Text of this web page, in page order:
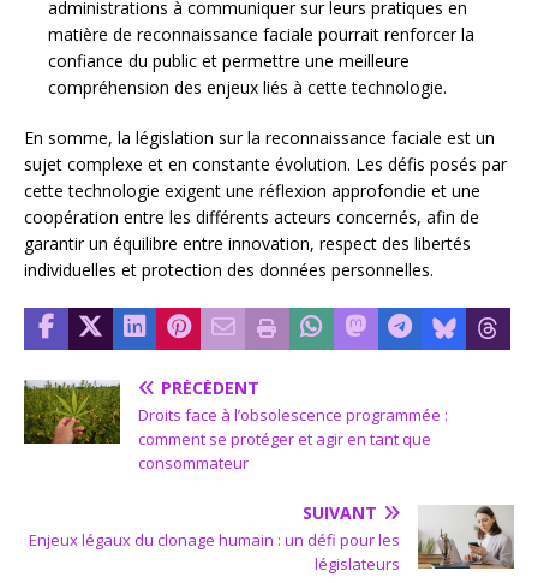
administrations à communiquer sur leurs pratiques en
matière de reconnaissance faciale pourrait renforcer la
confiance du public et permettre une meilleure
compréhension des enjeux liés à cette technologie.
En somme, la législation sur la reconnaissance faciale est un
sujet complexe et en constante évolution. Les défis posés par
cette technologie exigent une réflexion approfondie et une
coopération entre les différents acteurs concernés, afin de
garantir un équilibre entre innovation, respect des libertés
individuelles et protection des données personnelles.
PRÉCÉDENT
Droits face à l’obsolescence programmée :
comment se protéger et agir en tant que
consommateur
SUIVANT
Enjeux légaux du clonage humain : un défi pour les
législateurs